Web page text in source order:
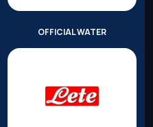
OFFICIAL WATER